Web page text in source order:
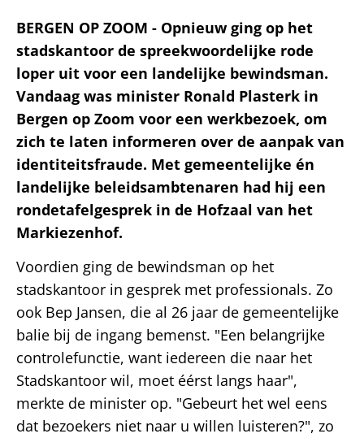
BERGEN OP ZOOM - Opnieuw ging op het
stadskantoor de spreekwoordelijke rode
loper uit voor een landelijke bewindsman.
Vandaag was minister Ronald Plasterk in
Bergen op Zoom voor een werkbezoek, om
zich te laten informeren over de aanpak van
identiteitsfraude. Met gemeentelijke én
landelijke beleidsambtenaren had hij een
rondetafelgesprek in de Hofzaal van het
Markiezenhof.
Voordien ging de bewindsman op het
stadskantoor in gesprek met professionals. Zo
ook Bep Jansen, die al 26 jaar de gemeentelijke
balie bij de ingang bemenst. "Een belangrijke
controlefunctie, want iedereen die naar het
Stadskantoor wil, moet éérst langs haar",
merkte de minister op. "Gebeurt het wel eens
dat bezoekers niet naar u willen luisteren?", zo